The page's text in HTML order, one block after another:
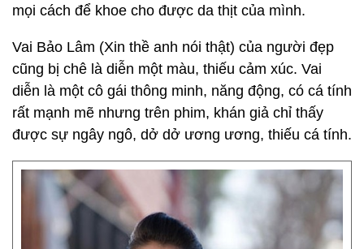
mọi cách để khoe cho được da thịt của mình.
Vai Bảo Lâm (Xin thề anh nói thật) của người đẹp
cũng bị chê là diễn một màu, thiếu cảm xúc. Vai
diễn là một cô gái thông minh, năng động, có cá tính
rất mạnh mẽ nhưng trên phim, khán giả chỉ thấy
được sự ngây ngô, dở dở ương ương, thiếu cá tính.